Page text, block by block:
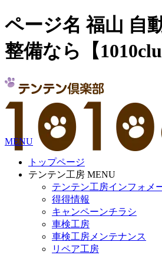
ページ名 福山 自
整備なら【
MENU
トップページ
テンテン工房 MENU
テンテン工房インフォメ
得得情報
キャンペーンチラシ
車検工房
車検工房メンテナンス
リペア工房